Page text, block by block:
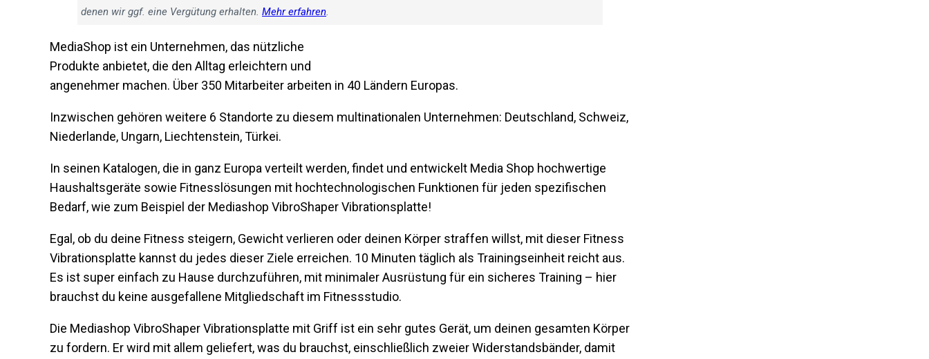
denen wir ggf. eine Vergütung erhalten. Mehr erfahren.
MediaShop ist ein Unternehmen, das nützliche
Produkte anbietet, die den Alltag erleichtern und
angenehmer machen. Über 350 Mitarbeiter arbeiten in 40 Ländern Europas.
Inzwischen gehören weitere 6 Standorte zu diesem multinationalen Unternehmen: Deutschland, Schweiz,
Niederlande, Ungarn, Liechtenstein, Türkei.
In seinen Katalogen, die in ganz Europa verteilt werden, findet und entwickelt Media Shop hochwertige
Haushaltsgeräte sowie Fitnesslösungen mit hochtechnologischen Funktionen für jeden spezifischen
Bedarf, wie zum Beispiel der Mediashop VibroShaper Vibrationsplatte!
Egal, ob du deine Fitness steigern, Gewicht verlieren oder deinen Körper straffen willst, mit dieser Fitness
Vibrationsplatte kannst du jedes dieser Ziele erreichen. 10 Minuten täglich als Trainingseinheit reicht aus.
Es ist super einfach zu Hause durchzuführen, mit minimaler Ausrüstung für ein sicheres Training – hier
brauchst du keine ausgefallene Mitgliedschaft im Fitnessstudio.
Die Mediashop VibroShaper Vibrationsplatte mit Griff ist ein sehr gutes Gerät, um deinen gesamten Körper
zu fordern. Er wird mit allem geliefert, was du brauchst, einschließlich zweier Widerstandsbänder, damit